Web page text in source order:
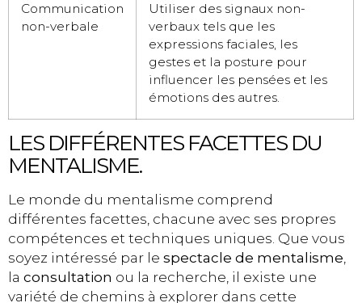
Communication
non-verbale
Utiliser des signaux non-
verbaux tels que les
expressions faciales, les
gestes et la posture pour
influencer les pensées et les
émotions des autres.
LES DIFFÉRENTES FACETTES DU
MENTALISME.
Le monde du mentalisme comprend
différentes facettes, chacune avec ses propres
compétences et techniques uniques. Que vous
soyez intéressé par le spectacle de mentalisme,
la consultation ou la recherche, il existe une
variété de chemins à explorer dans cette